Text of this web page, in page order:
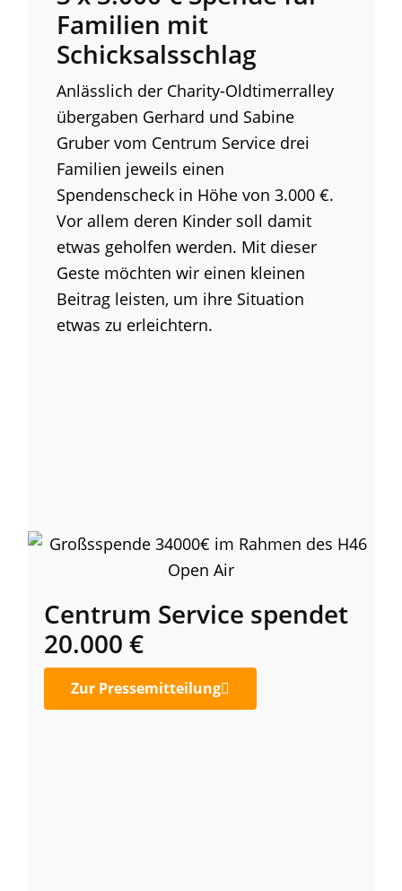
Familien mit
Schicksalsschlag
Anlässlich der Charity-Oldtimerralley
übergaben Gerhard und Sabine
Gruber vom Centrum Service drei
Familien jeweils einen
Spendenscheck in Höhe von 3.000 €.
Vor allem deren Kinder soll damit
etwas geholfen werden. Mit dieser
Geste möchten wir einen kleinen
Beitrag leisten, um ihre Situation
etwas zu erleichtern.
Centrum Service spendet
20.000 €
Zur Pressemitteilung